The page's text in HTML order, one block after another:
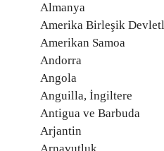
Almanya
Amerika Birleşik
Amerikan Samoa
Andorra
Angola
Anguilla, İngiltere
Antigua ve Barbuda
Arjantin